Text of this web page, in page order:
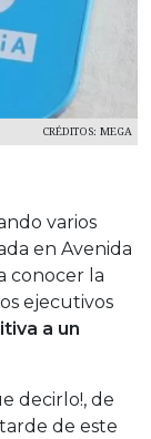
CRÉDITOS: MEGA
varios
en Avenida
conocer la
ejecutivos
a un
decirlo!, de
de este